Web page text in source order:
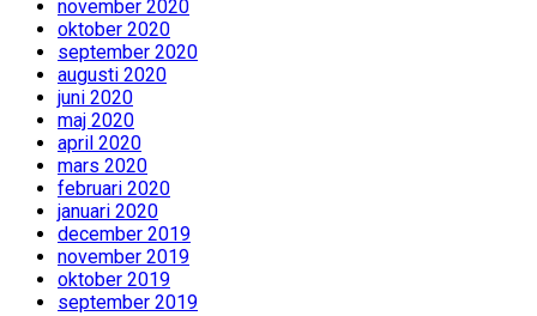
november 2020
oktober 2020
september 2020
augusti 2020
juni 2020
maj 2020
april 2020
mars 2020
februari 2020
januari 2020
december 2019
november 2019
oktober 2019
september 2019